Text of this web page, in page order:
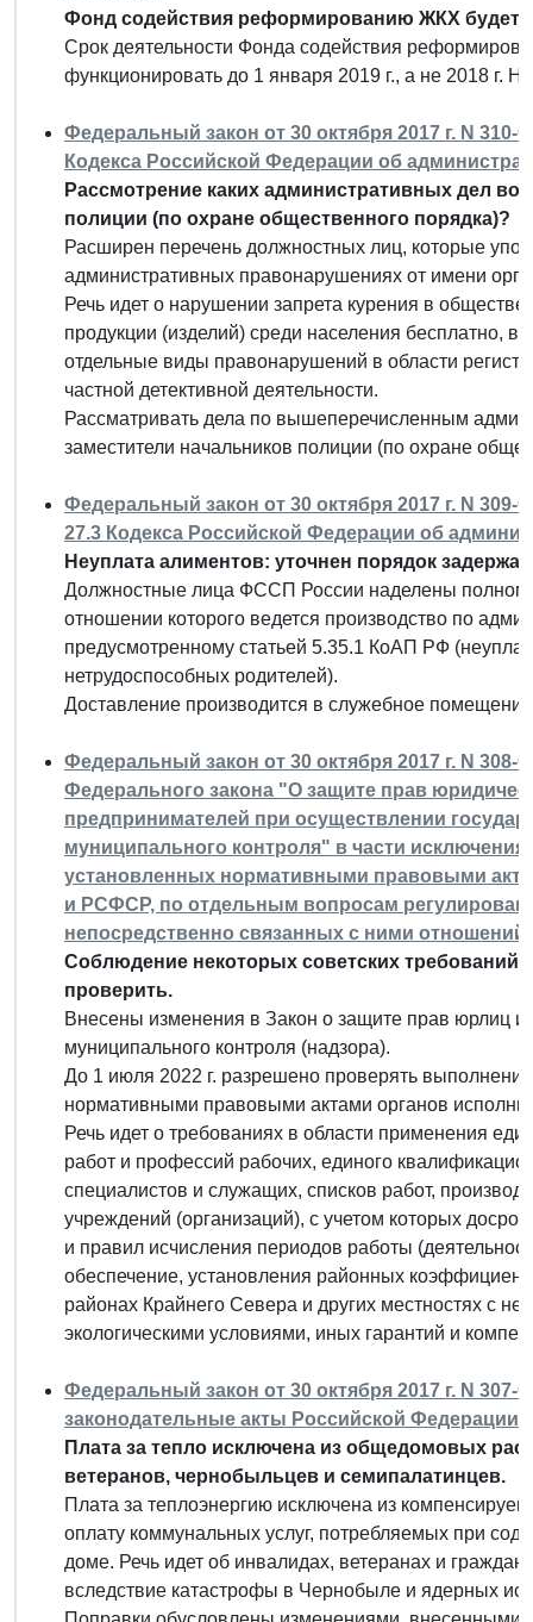
Фонд содействия реформированию ЖКХ будет
Срок деятельности Фонда содействия
функционировать до 1 января 2019 г., а не 2018 г.
Федеральный закон от 30 октября 2017 г. N
Кодекса Российской Федерации об
Рассмотрение каких административных дел
полиции (по охране общественного порядка)?
Расширен перечень должностных лиц, которые
административных правонарушениях от имени
Речь идет о нарушении запрета курения в
продукции (изделий) среди населения бесплатно, в
отдельные виды правонарушений в области
частной детективной деятельности.
Рассматривать дела по вышеперечисленным
заместители начальников полиции (по охране
Федеральный закон от 30 октября 2017 г. N
27.3 Кодекса Российской Федерации об
Неуплата алиментов: уточнен порядок
Должностные лица ФССП России наделены
отношении которого ведется производство по
предусмотренному статьей 5.35.1 КоАП РФ
нетрудоспособных родителей).
Доставление производится в служебное
Федеральный закон от 30 октября 2017 г. N
Федерального закона "О защите прав
предпринимателей при осуществлении
муниципального контроля" в части исключения
установленных нормативными правовыми
и РСФСР, по отдельным вопросам
непосредственно связанных с ними
Соблюдение некоторых советских требований
проверить.
Внесены изменения в Закон о защите прав юрлиц и
муниципального контроля (надзора).
До 1 июля 2022 г. разрешено проверять
нормативными правовыми актами органов
Речь идет о требованиях в области применения
работ и профессий рабочих, единого
специалистов и служащих, списков работ,
учреждений (организаций), с учетом которых
и правил исчисления периодов работы
обеспечение, установления районных
районах Крайнего Севера и других местностях с
экологическими условиями, иных гарантий и
Федеральный закон от 30 октября 2017 г. N
законодательные акты Российской Федерации"
Плата за тепло исключена из общедомовых
ветеранов, чернобыльцев и семипалатинцев.
Плата за теплоэнергию исключена из
оплату коммунальных услуг, потребляемых при
доме. Речь идет об инвалидах, ветеранах и
вследствие катастрофы в Чернобыле и ядерных